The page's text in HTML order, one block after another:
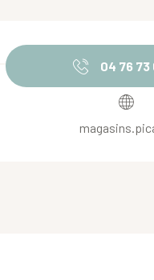
Ouverture
04 76 73